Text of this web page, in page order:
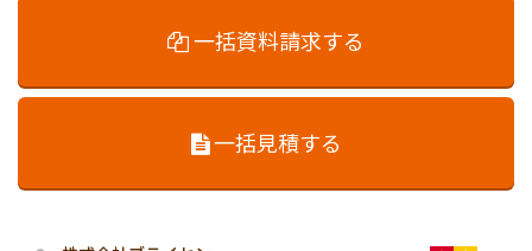
一括資料請求する
一括見積する